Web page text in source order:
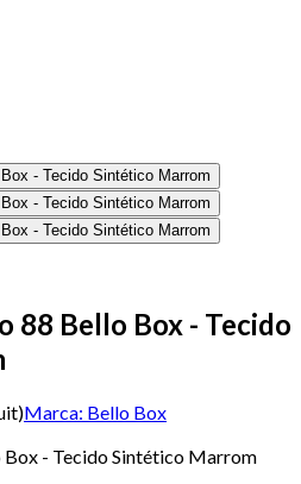
88 Bello Box - Tecido
)Marca: Bello Box
- Tecido Sintético Marrom